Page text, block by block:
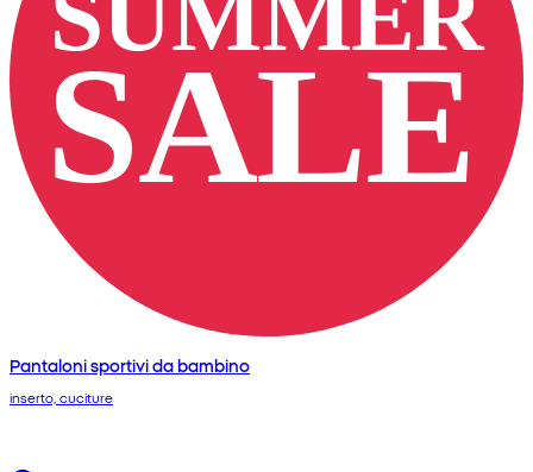
Pantaloni sportivi da bambino
inserto, cuciture